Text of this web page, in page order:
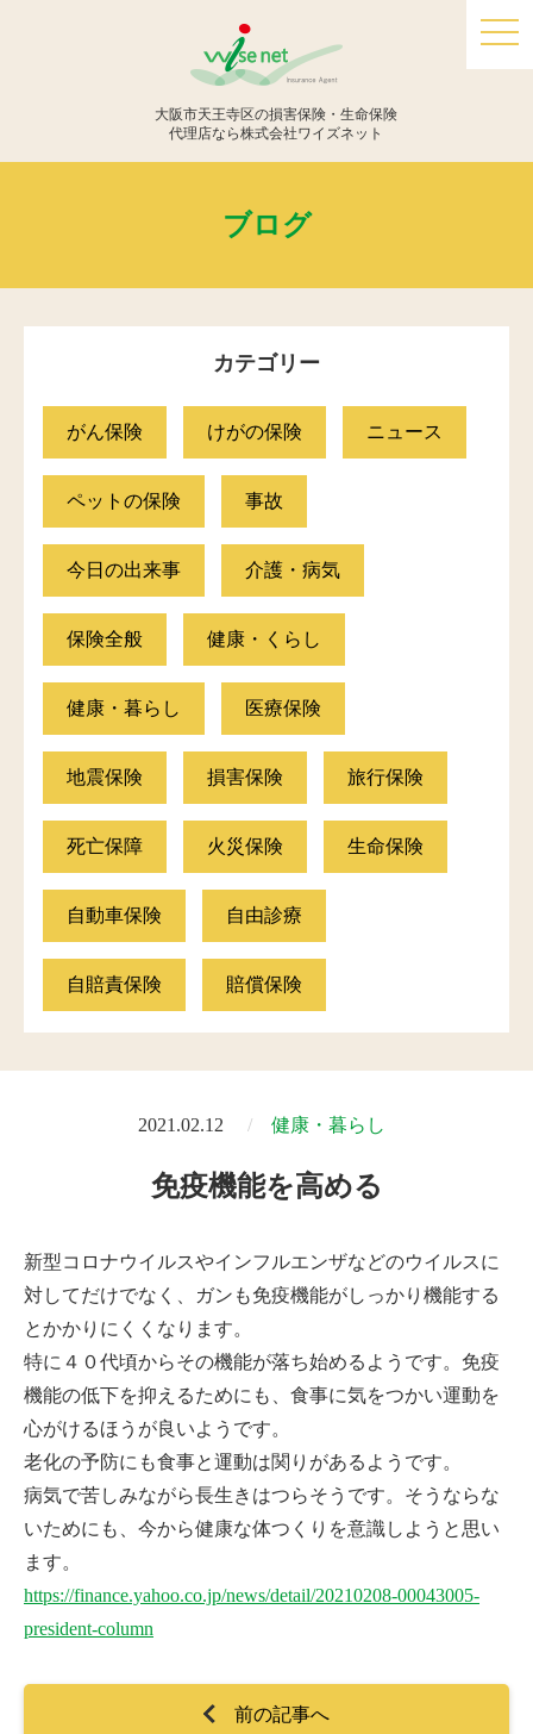
大阪市天王寺区の損害保険・生命保険
代理店なら株式会社ワイズネット
ブログ
カテゴリー
がん保険 けがの保険 ニュース
ペットの保険 事故
今日の出来事 介護・病気
保険全般 健康・くらし
健康・暮らし 医療保険
地震保険 損害保険 旅行保険
死亡保障 火災保険 生命保険
自動車保険 自由診療
自賠責保険 賠償保険
2021.02.12 健康・暮らし
免疫機能を高める
新型コロナウイルスやインフルエンザなどのウイルスに
対してだけでなく、ガンも免疫機能がしっかり機能する
とかかりにくくなります。
特に４０代頃からその機能が落ち始めるようです。免疫
機能の低下を抑えるためにも、食事に気をつかい運動を
心がけるほうが良いようです。
老化の予防にも食事と運動は関りがあるようです。
病気で苦しみながら長生きはつらそうです。そうならな
いためにも、今から健康な体つくりを意識しようと思い
ます。
https://finance.yahoo.co.jp/news/detail/20210208-00043005-
president-column
前の記事へ